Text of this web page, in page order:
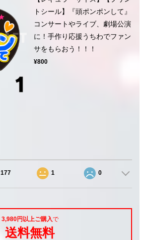
トシール】『頭ポンポンして』
コンサートやライブ、劇場公演
に！手作り応援うちわでファン
サをもらおう！！！
¥800
177 1 0
3,980円以上ご購入で
送料無料